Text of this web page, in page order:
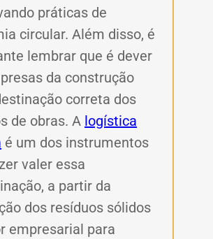
práticas de
circular. Além disso, é
lembrar que é dever
da construção
correta dos
de obras. A logística
é um dos instrumentos
valer essa
a partir da
dos resíduos sólidos
empresarial para